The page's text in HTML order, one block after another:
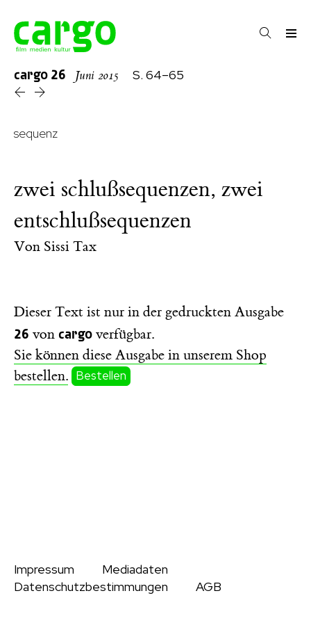
cargo 26 Juni 2015 S. 64–65
sequenz
zwei schlußsequenzen, zwei
entschlußsequenzen
Von Sissi Tax
Dieser Text ist nur in der gedruckten Ausgabe
26 von cargo verfügbar.
Sie können diese Ausgabe in unserem Shop
bestellen. Bestellen
Impressum
Mediadaten
Datenschutzbestimmungen
AGB